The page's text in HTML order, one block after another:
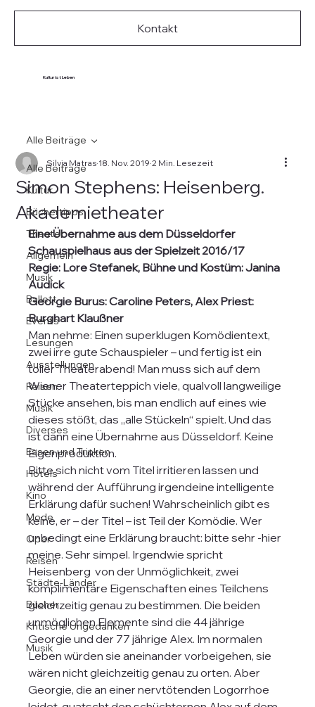
Kultur ist Leben
Kontakt
Alle Beiträge
Kultur
Büchertipps
Theater
Allgemein
Musik
Ballett
Events
Lesungen
Ausstellungen
Reisen
Musik
Diverses
Essen und Trinken
Hotels
Kino
Mode
Oper
Reisen
Städte-Länder
Bücher
Kritische Ungedanken
Musik
Alle Beiträge
Simon Stephens: Heisenberg.
Akademietheater
Silvia Matras 18. Nov. 2019 2 Min. Lesezeit
Eine Übernahme aus dem Düsseldorfer
Schauspielhaus aus der Spielzeit 2016/17
Regie: Lore Stefanek, Bühne und Kostüm: Janina
Audick
Georgie Burus: Caroline Peters, Alex Priest:
Burghart Klaußner
Man nehme: Einen superklugen Komödientext,
zwei irre gute Schauspieler – und fertig ist ein
toller Theaterabend! Man muss sich auf dem
Wiener Theaterteppich viele, qualvoll langweilige
Stücke ansehen, bis man endlich auf eines wie
dieses stößt, das „alle Stückeln“ spielt. Und das
ist dann eine Übernahme aus Düsseldorf. Keine
Eigenproduktion.
Bitte sich nicht vom Titel irritieren lassen und
während der Aufführung irgendeine intelligente
Erklärung dafür suchen! Wahrscheinlich gibt es
keine, er – der Titel – ist Teil der Komödie. Wer
unbedingt eine Erklärung braucht: bitte sehr -hier
meine. Sehr simpel. Irgendwie spricht
Heisenberg  von der Unmöglichkeit, zwei
komplimentäre Eigenschaften eines Teilchens
gleichzeitig genau zu bestimmen. Die beiden
unmöglichen Elemente sind die 44 jährige
Georgie und der 77 jährige Alex. Im normalen
Leben würden sie aneinander vorbeigehen, sie
wären nicht gleichzeitig genau zu orten. Aber
Georgie, die an einer nervtötenden Logorrhoe